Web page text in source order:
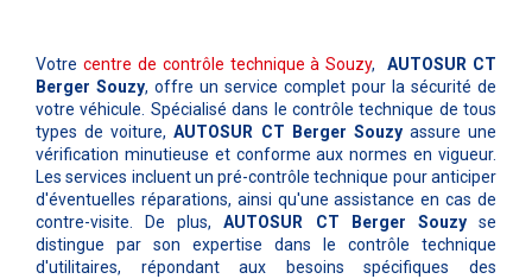
Votre centre de contrôle technique à Souzy,AUTOSUR CT
Berger Souzy, offre un service complet pour la sécurité de
votre véhicule. Spécialisé dans le contrôle technique de tous
types de voiture,AUTOSUR CT Berger Souzyassure une
vérification minutieuse et conforme aux normes en vigueur.
Les services incluent un pré-contrôle technique pour anticiper
d'éventuelles réparations, ainsi qu'une assistance en cas de
contre-visite. De plus,AUTOSUR CT Berger Souzyse
distingue par son expertise dans le contrôle technique
d'utilitaires, répondant aux besoins spécifiques des